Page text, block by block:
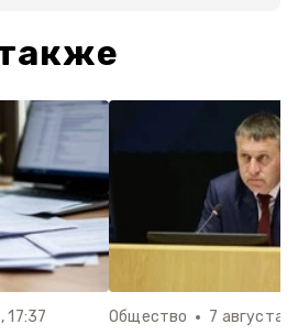
17:37 Общество 7 августа ,